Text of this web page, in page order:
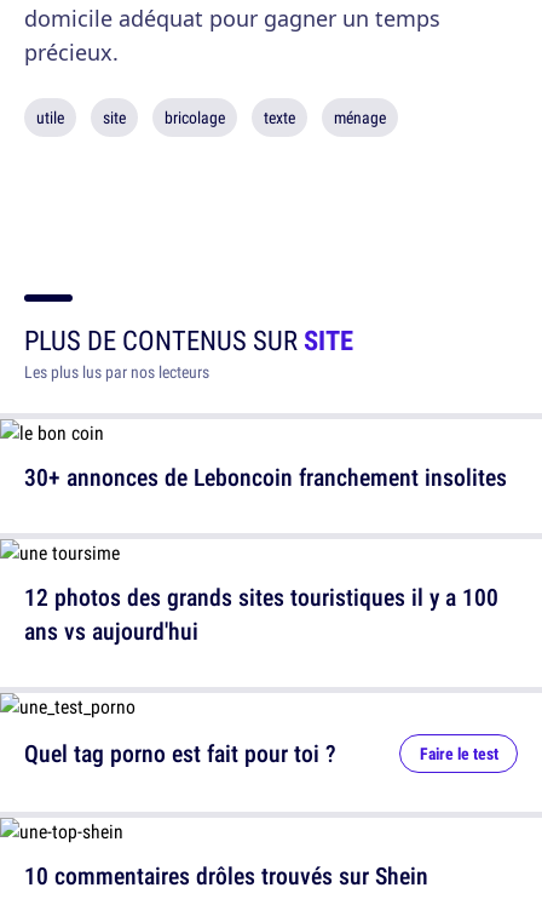
domicile adéquat pour gagner un temps
précieux.
utile site bricolage texte ménage
PLUS DE CONTENUS SURSITE
Les plus lus par nos lecteurs
30+ annonces de Leboncoin franchement insolites
Quel tag porno est fait pour toi ? Faire le test
12 photos des grands sites touristiques il y a 100
ans vs aujourd'hui
10 commentaires drôles trouvés sur Shein